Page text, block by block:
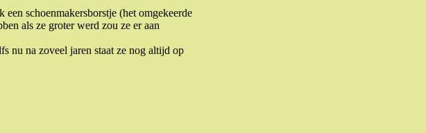
schoenmakersborstje (het omgekeerde
als ze groter werd zou ze er aan
nu na zoveel jaren staat ze nog altijd op